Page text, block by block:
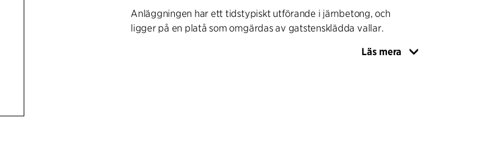
Anläggningen har ett tidstypiskt utförande i järnbetong, och
ligger på en platå som omgärdas av gatstensklädda vallar.
C.F. Møller fungerar fortfarande som rådgivare vid ny- och
Läs mera